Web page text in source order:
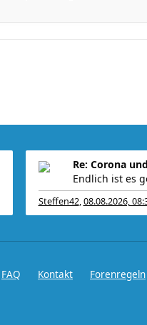
Steffen42,08.08.2026,
FAQ Kontakt Forenregeln